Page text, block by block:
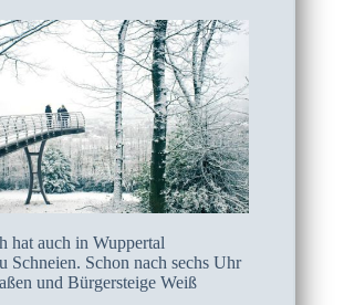
hat auch in Wuppertal
Schneien. Schon nach sechs Uhr
und Bürgersteige Weiß